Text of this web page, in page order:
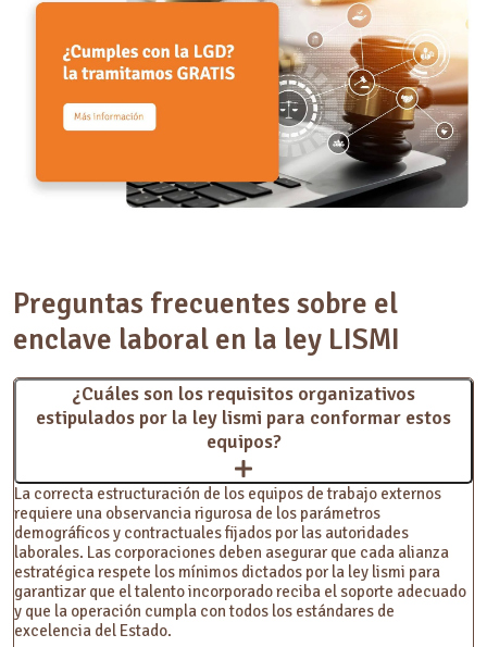
Preguntas frecuentes sobre el
enclave laboral en la ley LISMI
¿Cuáles son los requisitos organizativos
estipulados por la ley lismi para conformar estos
equipos?
La correcta estructuración de los equipos de trabajo externos
requiere una observancia rigurosa de los parámetros
demográficos y contractuales fijados por las autoridades
laborales. Las corporaciones deben asegurar que cada alianza
estratégica respete los mínimos dictados por la ley lismi para
garantizar que el talento incorporado reciba el soporte adecuado
y que la operación cumpla con todos los estándares de
excelencia del Estado.